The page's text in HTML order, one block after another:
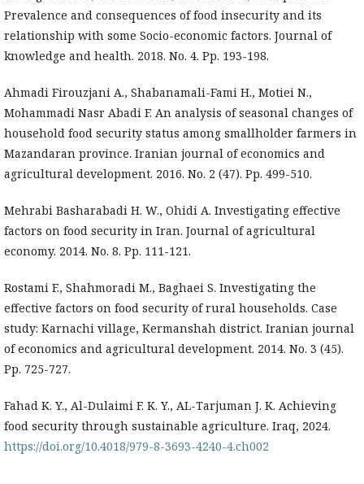
Prevalence and consequences of food insecurity and its
relationship with some Socio-economic factors. Journal of
knowledge and health. 2018. No. 4. Pp. 193-198.
Ahmadi Firouzjani A., Shabanamali-Fami H., Motiei N.,
Mohammadi Nasr Abadi F. An analysis of seasonal changes of
household food security status among smallholder farmers in
Mazandaran province. Iranian journal of economics and
agricultural development. 2016. No. 2 (47). Pp. 499-510.
Mehrabi Basharabadi H. W., Ohidi A. Investigating effective
factors on food security in Iran. Journal of agricultural
economy. 2014. No. 8. Pp. 111-121.
Rostami F., Shahmoradi M., Baghaei S. Investigating the
effective factors on food security of rural households. Case
study: Karnachi village, Kermanshah district. Iranian journal
of economics and agricultural development. 2014. No. 3 (45).
Pp. 725-727.
Fahad K. Y., Al-Dulaimi F. K. Y., AL-Tarjuman J. K. Achieving
food security through sustainable agriculture. Iraq, 2024.
https://doi.org/10.4018/979-8-3693-4240-4.ch002